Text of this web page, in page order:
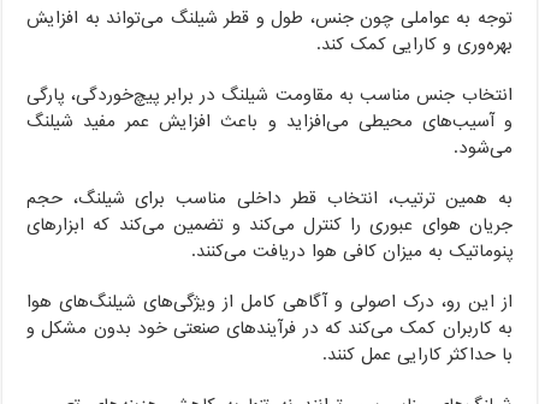
توجه به عواملی چون جنس، طول و قطر شیلنگ می‌تواند به افزایش
بهره‌وری و کارایی کمک کند.
انتخاب جنس مناسب به مقاومت شیلنگ در برابر پیچ‌خوردگی، پارگی
و آسیب‌های محیطی می‌افزاید و باعث افزایش عمر مفید شیلنگ
می‌شود.
به همین ترتیب، انتخاب قطر داخلی مناسب برای شیلنگ، حجم
جریان هوای عبوری را کنترل می‌کند و تضمین می‌کند که ابزارهای
پنوماتیک به میزان کافی هوا دریافت می‌کنند.
از این رو، درک اصولی و آگاهی کامل از ویژگی‌های شیلنگ‌های هوا
به کاربران کمک می‌کند که در فرآیندهای صنعتی خود بدون مشکل و
با حداکثر کارایی عمل کنند.